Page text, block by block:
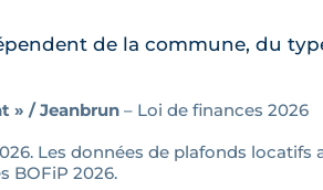
de la commune, du
» / Jeanbrun – Loi de finances 2026
Les données de plafonds locatifs
BOFiP 2026.